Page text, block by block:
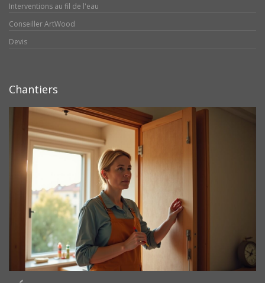
Interventions au fil de l'eau
Conseiller ArtWood
Devis
Chantiers